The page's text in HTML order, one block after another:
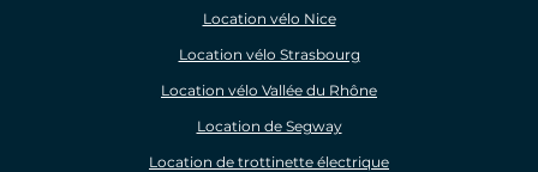
Location vélo Nice
Location vélo Strasbourg
Location vélo Vallée du Rhône
Location de Segway
Location de trottinette électrique